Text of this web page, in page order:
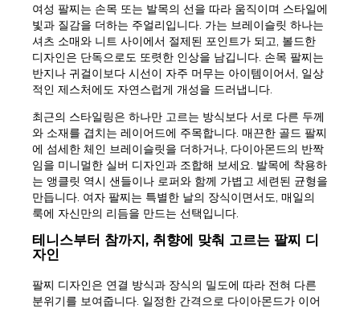
여성 팔찌는 손목 또는 발목의 선을 따라 움직이며 스타일에
빛과 질감을 더하는 주얼리입니다. 가는 브레이슬릿 하나는
셔츠 소매와 니트 사이에서 절제된 포인트가 되고, 볼드한
디자인은 단독으로도 또렷한 인상을 남깁니다. 손목 팔찌는
반지나 귀걸이보다 시선이 자주 머무는 아이템이어서, 일상
적인 제스처에도 자연스럽게 개성을 드러냅니다.
최근의 스타일링은 하나만 고르는 방식보다 서로 다른 두께
와 소재를 겹치는 레이어드에 주목합니다. 매끈한 골드 팔찌
에 섬세한 체인 브레이슬릿을 더하거나, 다이아몬드의 반짝
임을 미니멀한 실버 디자인과 조합해 보세요. 발목에 착용하
는 앵클릿 역시 샌들이나 로퍼와 함께 가볍고 세련된 균형을
만듭니다. 여자 팔찌는 특별한 날의 장식이면서도, 매일의
룩에 자신만의 리듬을 만드는 선택입니다.
테니스부터 참까지, 취향에 맞춰 고르는 팔찌 디
자인
팔찌 디자인은 연결 방식과 장식의 밀도에 따라 전혀 다른
분위기를 보여줍니다. 일정한 간격으로 다이아몬드가 이어